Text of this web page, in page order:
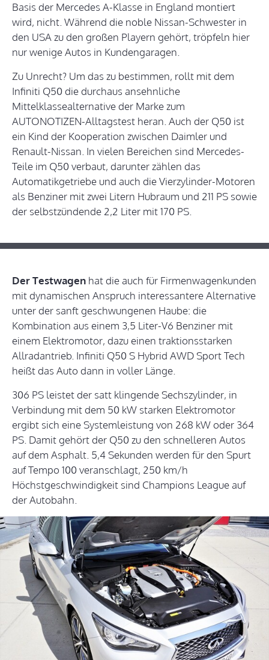
Basis der Mercedes A-Klasse in England montiert
wird, nicht. Während die noble Nissan-Schwester in
den USA zu den großen Playern gehört, tröpfeln hier
nur wenige Autos in Kundengaragen.
Zu Unrecht? Um das zu bestimmen, rollt mit dem
Infiniti Q50 die durchaus ansehnliche
Mittelklassealternative der Marke zum
AUTONOTIZEN-Alltagstest heran. Auch der Q50 ist
ein Kind der Kooperation zwischen Daimler und
Renault-Nissan. In vielen Bereichen sind Mercedes-
Teile im Q50 verbaut, darunter zählen das
Automatikgetriebe und auch die Vierzylinder-Motoren
als Benziner mit zwei Litern Hubraum und 211 PS sowie
der selbstzündende 2,2 Liter mit 170 PS.
Der Testwagen hat die auch für Firmenwagenkunden
mit dynamischen Anspruch interessantere Alternative
unter der sanft geschwungenen Haube: die
Kombination aus einem 3,5 Liter-V6 Benziner mit
einem Elektromotor, dazu einen traktionsstarken
Allradantrieb. Infiniti Q50 S Hybrid AWD Sport Tech
heißt das Auto dann in voller Länge.
306 PS leistet der satt klingende Sechszylinder, in
Verbindung mit dem 50 kW starken Elektromotor
ergibt sich eine Systemleistung von 268 kW oder 364
PS. Damit gehört der Q50 zu den schnelleren Autos
auf dem Asphalt. 5,4 Sekunden werden für den Spurt
auf Tempo 100 veranschlagt, 250 km/h
Höchstgeschwindigkeit sind Champions League auf
der Autobahn.